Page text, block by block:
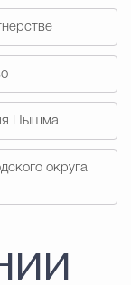
Пышма
округа